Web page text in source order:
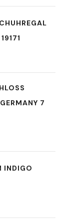
7
INDIGO